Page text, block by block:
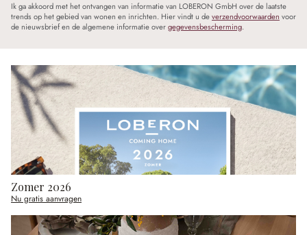
Ik ga akkoord met het ontvangen van informatie van LOBERON GmbH over de laatste
trends op het gebied van wonen en inrichten. Hier vindt u deverzendvoorwaarden voor
de nieuwsbrief en de algemene informatie overgegevensbescherming.
Zomer 2026
Nu gratis aanvragen